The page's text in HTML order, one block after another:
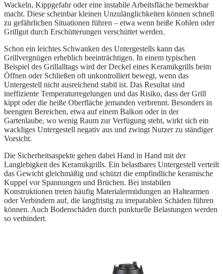
Wackeln, Kippgefahr oder eine instabile Arbeitsfläche bemerkbar
macht. Diese scheinbar kleinen Unzulänglichkeiten können schnell
zu gefährlichen Situationen führen – etwa wenn heiße Kohlen oder
Grillgut durch Erschütterungen verschüttet werden.
Schon ein leichtes Schwanken des Untergestells kann das
Grillvergnügen erheblich beeinträchtigen. In einem typischen
Beispiel des Grillalltags wird der Deckel eines Keramikgrills beim
Öffnen oder Schließen oft unkontrolliert bewegt, wenn das
Untergestell nicht ausreichend stabil ist. Das Resultat sind
ineffiziente Temperaturregelungen und das Risiko, dass der Grill
kippt oder die heiße Oberfläche jemanden verbrennt. Besonders in
beengten Bereichen, etwa auf einem Balkon oder in der
Gartenlaube, wo wenig Raum zur Verfügung steht, wirkt sich ein
wackliges Untergestell negativ aus und zwingt Nutzer zu ständiger
Vorsicht.
Die Sicherheitsaspekte gehen dabei Hand in Hand mit der
Langlebigkeit des Keramikgrills. Ein belastbares Untergestell verteilt
das Gewicht gleichmäßig und schützt die empfindliche keramische
Kuppel vor Spannungen und Brüchen. Bei instabilen
Konstruktionen treten häufig Materialermüdungen an Haltearmen
oder Verbindern auf, die langfristig zu irreparablen Schäden führen
können. Auch Bodenschäden durch punktuelle Belastungen werden
so verhindert.